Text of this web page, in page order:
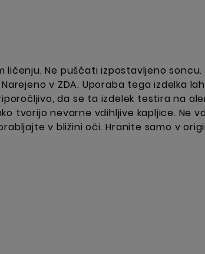
Ne puščati izpostavljeno soncu.
v ZDA. Uporaba tega izdelka
da se ta izdelek testira na
tvorijo nevarne vdihljive kapljice. Ne
v bližini oči. Hranite samo v